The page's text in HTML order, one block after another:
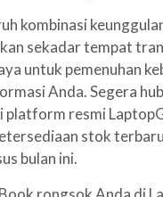
kombinasi
sekadar tempat
untuk pemenuhan
Anda. Segera
platform resmi
stok
bulan ini.